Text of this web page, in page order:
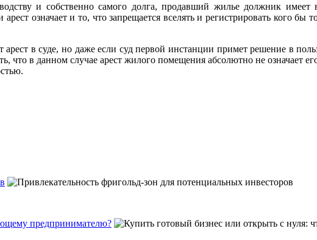
и собственно самого долга, продавший жилье должник имеет
означает и то, что запрещается вселять и регистрировать кого
в суде, но даже если суд первой инстанции примет решение в
что в данном случае арест жилого помещения абсолютно не означает
предпринимателю?